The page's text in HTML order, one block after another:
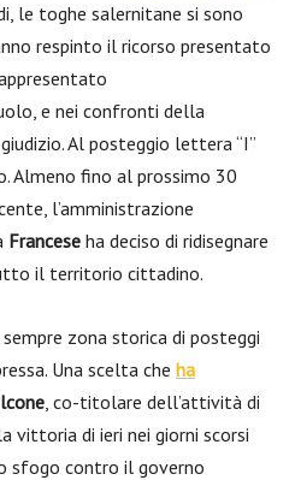
le toghe salernitane si sono
respinto il ricorso presentato
e nei confronti della
Al posteggio lettera “I”
Almeno fino al prossimo 30
l’amministrazione
Francese ha deciso di ridisegnare
il territorio cittadino.
sempre zona storica di posteggi
Una scelta che ha
, co-titolare dell’attività di
vittoria di ieri nei giorni scorsi
sfogo contro il governo